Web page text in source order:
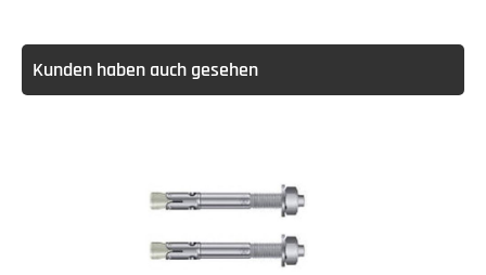
Kunden haben auch gesehen